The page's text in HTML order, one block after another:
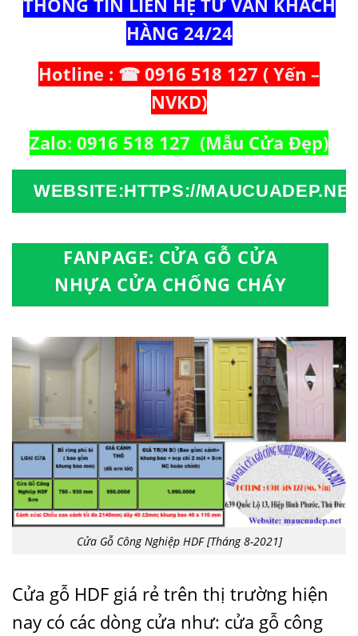
THÔNG TIN LIÊN HỆ TƯ VẤN KHÁCH
HÀNG 24/24
Hotline : ☎ 0916 518 127 ( Yến –
NVKD)
Zalo: 0916 518 127 (Mẫu Cửa Đẹp)
WEBSITE:HTTPS://
FANPAGE: CỬA GỖ CỬA
NHỰA CỬA CHỐNG CHÁY
Cửa Gỗ Công Nghiệp HDF [Tháng 8-2021]
Cửa gỗ HDF giá rẻ trên thị trường hiện
nay có các dòng cửa như: cửa gỗ công